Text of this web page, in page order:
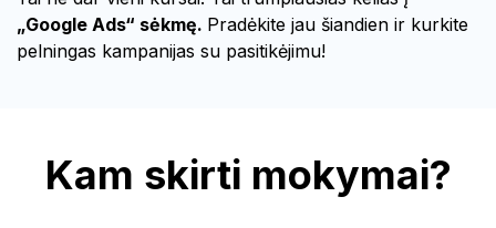
„Google Ads“ sėkmę. Pradėkite jau šiandien ir kurkite
pelningas kampanijas su pasitikėjimu!
Kam skirti mokymai?